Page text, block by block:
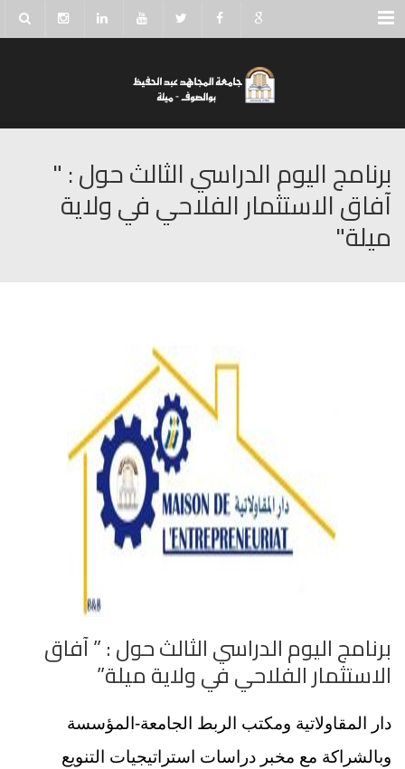
Menu
برنامج اليوم الدراسي الثالث حول : "
آفاق الاستثمار الفلاحي في ولاية
ميلة"
برنامج اليوم الدراسي الثالث حول : ” آفاق
الاستثمار الفلاحي في ولاية ميلة”
دار المقاولاتية ومكتب الربط الجامعة-المؤسسة
وبالشراكة مع مخبر دراسات استراتيجيات التنويع